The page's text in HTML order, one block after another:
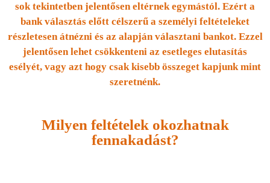
sok tekintetben jelentősen eltérnek egymástól. Ezért a
bank választás előtt célszerű a személyi feltételeket
részletesen átnézni és az alapján választani bankot. Ezzel
jelentősen lehet csökkenteni az esetleges elutasítás
esélyét, vagy azt hogy csak kisebb összeget kapjunk mint
szeretnénk.
Milyen feltételek okozhatnak
fennakadást?